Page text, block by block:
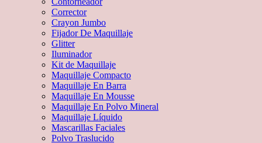
Corrector
Crayon Jumbo
Fijador De Maquillaje
Glitter
Iluminador
Kit de Maquillaje
Maquillaje Compacto
Maquillaje En Barra
Maquillaje En Mousse
Maquillaje En Polvo Mineral
Maquillaje Líquido
Mascarillas Faciales
Polvo Traslucido